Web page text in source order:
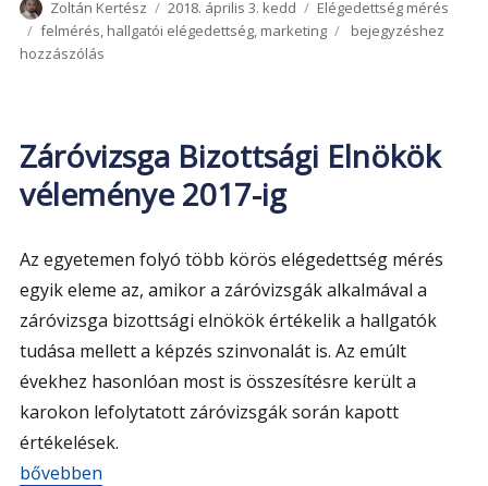
Szerző
Zoltán Kertész Közzétéve
2018. április 3. kedd Kategória
Elégedettség mérés
Címke
felmérés, hallgatói elégedettség, marketing
Marketing
bejegyzéshez
hozzászólás
Záróvizsga Bizottsági Elnökök
véleménye 2017-ig
Az egyetemen folyó több körös elégedettség mérés
egyik eleme az, amikor a záróvizsgák alkalmával a
záróvizsga bizottsági elnökök értékelik a hallgatók
tudása mellett a képzés szinvonalát is. Az emúlt
évekhez hasonlóan most is összesítésre került a
karokon lefolytatott záróvizsgák során kapott
értékelések.
„Záróvizsga Bizottsági Elnökök véleménye 2017-ig”
bővebben